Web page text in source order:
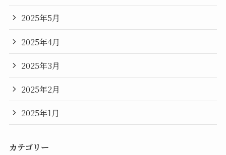
2025年5月
2025年4月
2025年3月
2025年2月
2025年1月
カテゴリー